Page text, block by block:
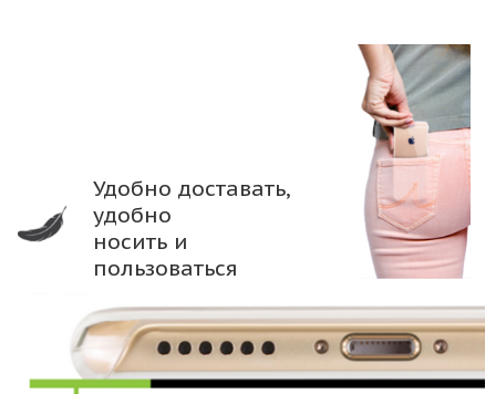
Удобно доставать,
удобно
носить и
пользоваться